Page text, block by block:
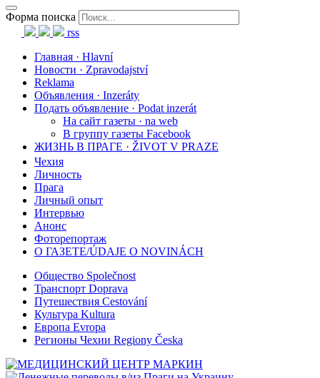
Форма поиска
rss
Главная · Hlavní
Новости · Zpravodajství
Reklama
Объявления · Inzeráty
Подать объявление · Podat inzerát
На сайт газеты · na web
В группу газеты Facebook
ЖИЗНЬ В ПРАГЕ · ŽIVOT V PRAZE
Чехия
Личность
Прага
Личный опыт
Интервью
Анонс
Фоторепортаж
О ГАЗЕТЕ/ÚDAJE O NOVINÁCH
Общество Společnost
Транспорт Doprava
Путешествия Cestování
Культура Kultura
Европа Evropa
Регионы Чехии Regiony Česka